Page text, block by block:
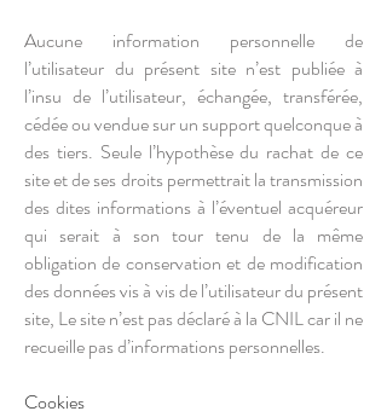
Aucune information personnelle de
l’utilisateur du présent site n’est publiée à
l’insu de l’utilisateur, échangée, transférée,
cédée ou vendue sur un support quelconque à
des tiers. Seule l’hypothèse du rachat de ce
site et de ses droits permettrait la transmission
des dites informations à l’éventuel acquéreur
qui serait à son tour tenu de la même
obligation de conservation et de modification
des données vis à vis de l’utilisateur du présent
site, Le site n’est pas déclaré à la CNIL car il ne
recueille pas d’informations personnelles.
Cookies